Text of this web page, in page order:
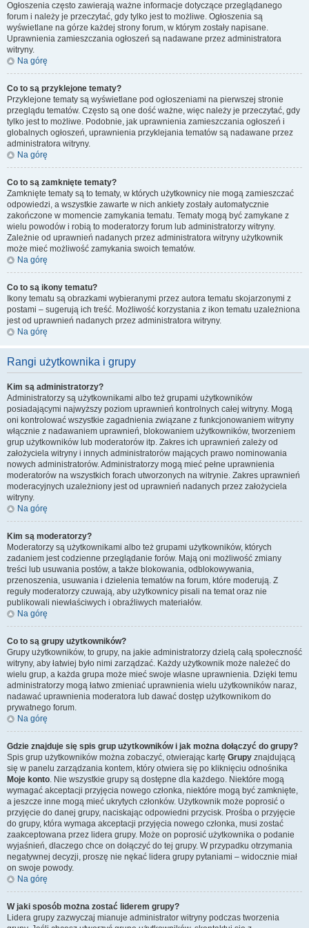
Ogłoszenia często zawierają ważne informacje dotyczące przeglądanego
forum i należy je przeczytać, gdy tylko jest to możliwe. Ogłoszenia są
wyświetlane na górze każdej strony forum, w którym zostały napisane.
Uprawnienia zamieszczania ogłoszeń są nadawane przez administratora
witryny.
Na górę
Co to są przyklejone tematy?
Przyklejone tematy są wyświetlane pod ogłoszeniami na pierwszej stronie
przeglądu tematów. Często są one dość ważne, więc należy je przeczytać, gdy
tylko jest to możliwe. Podobnie, jak uprawnienia zamieszczania ogłoszeń i
globalnych ogłoszeń, uprawnienia przyklejania tematów są nadawane przez
administratora witryny.
Na górę
Co to są zamknięte tematy?
Zamknięte tematy są to tematy, w których użytkownicy nie mogą zamieszczać
odpowiedzi, a wszystkie zawarte w nich ankiety zostały automatycznie
zakończone w momencie zamykania tematu. Tematy mogą być zamykane z
wielu powodów i robią to moderatorzy forum lub administratorzy witryny.
Zależnie od uprawnień nadanych przez administratora witryny użytkownik
może mieć możliwość zamykania swoich tematów.
Na górę
Co to są ikony tematu?
Ikony tematu są obrazkami wybieranymi przez autora tematu skojarzonymi z
postami – sugerują ich treść. Możliwość korzystania z ikon tematu uzależniona
jest od uprawnień nadanych przez administratora witryny.
Na górę
Rangi użytkownika i grupy
Kim są administratorzy?
Administratorzy są użytkownikami albo też grupami użytkowników
posiadającymi najwyższy poziom uprawnień kontrolnych całej witryny. Mogą
oni kontrolować wszystkie zagadnienia związane z funkcjonowaniem witryny
włącznie z nadawaniem uprawnień, blokowaniem użytkowników, tworzeniem
grup użytkowników lub moderatorów itp. Zakres ich uprawnień zależy od
założyciela witryny i innych administratorów mających prawo nominowania
nowych administratorów. Administratorzy mogą mieć pełne uprawnienia
moderatorów na wszystkich forach utworzonych na witrynie. Zakres uprawnień
moderacyjnych uzależniony jest od uprawnień nadanych przez założyciela
witryny.
Na górę
Kim są moderatorzy?
Moderatorzy są użytkownikami albo też grupami użytkowników, których
zadaniem jest codzienne przeglądanie forów. Mają oni możliwość zmiany
treści lub usuwania postów, a także blokowania, odblokowywania,
przenoszenia, usuwania i dzielenia tematów na forum, które moderują. Z
reguły moderatorzy czuwają, aby użytkownicy pisali na temat oraz nie
publikowali niewłaściwych i obraźliwych materiałów.
Na górę
Co to są grupy użytkowników?
Grupy użytkowników, to grupy, na jakie administratorzy dzielą całą społeczność
witryny, aby łatwiej było nimi zarządzać. Każdy użytkownik może należeć do
wielu grup, a każda grupa może mieć swoje własne uprawnienia. Dzięki temu
administratorzy mogą łatwo zmieniać uprawnienia wielu użytkowników naraz,
nadawać uprawnienia moderatora lub dawać dostęp użytkownikom do
prywatnego forum.
Na górę
Gdzie znajduje się spis grup użytkowników i jak można dołączyć do grupy?
Spis grup użytkowników można zobaczyć, otwierając kartę Grupy znajdującą
się w panelu zarządzania kontem, który otwiera się po kliknięciu odnośnika
Moje konto. Nie wszystkie grupy są dostępne dla każdego. Niektóre mogą
wymagać akceptacji przyjęcia nowego członka, niektóre mogą być zamknięte,
a jeszcze inne mogą mieć ukrytych członków. Użytkownik może poprosić o
przyjęcie do danej grupy, naciskając odpowiedni przycisk. Prośba o przyjęcie
do grupy, która wymaga akceptacji przyjęcia nowego członka, musi zostać
zaakceptowana przez lidera grupy. Może on poprosić użytkownika o podanie
wyjaśnień, dlaczego chce on dołączyć do tej grupy. W przypadku otrzymania
negatywnej decyzji, proszę nie nękać lidera grupy pytaniami – widocznie miał
on swoje powody.
Na górę
W jaki sposób można zostać liderem grupy?
Lidera grupy zazwyczaj mianuje administrator witryny podczas tworzenia